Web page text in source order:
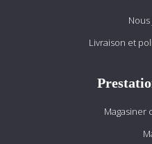
Livraison et
Magasiner